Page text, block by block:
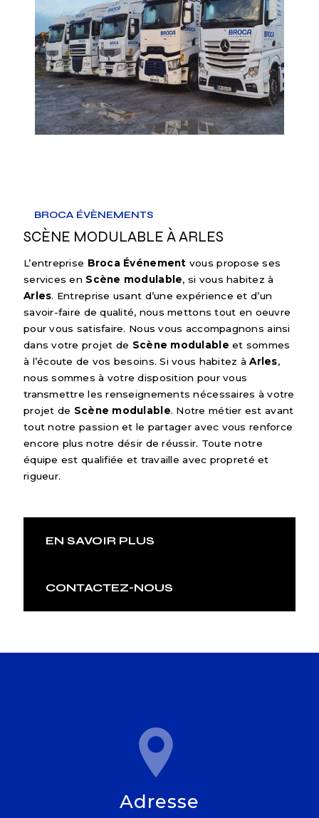
BROCA ÉVÈNEMENTS
SCÈNE MODULABLE À ARLES
L’entreprise Broca Événement vous propose ses
services en Scène modulable, si vous habitez à
Arles. Entreprise usant d’une expérience et d’un
savoir-faire de qualité, nous mettons tout en oeuvre
pour vous satisfaire. Nous vous accompagnons ainsi
dans votre projet de Scène modulable et sommes
à l’écoute de vos besoins. Si vous habitez àArles,
nous sommes à votre disposition pour vous
transmettre les renseignements nécessaires à votre
projet de Scène modulable. Notre métier est avant
tout notre passion et le partager avec vous renforce
encore plus notre désir de réussir. Toute notre
équipe est qualifiée et travaille avec propreté et
rigueur.
EN SAVOIR PLUS
CONTACTEZ-NOUS
Adresse